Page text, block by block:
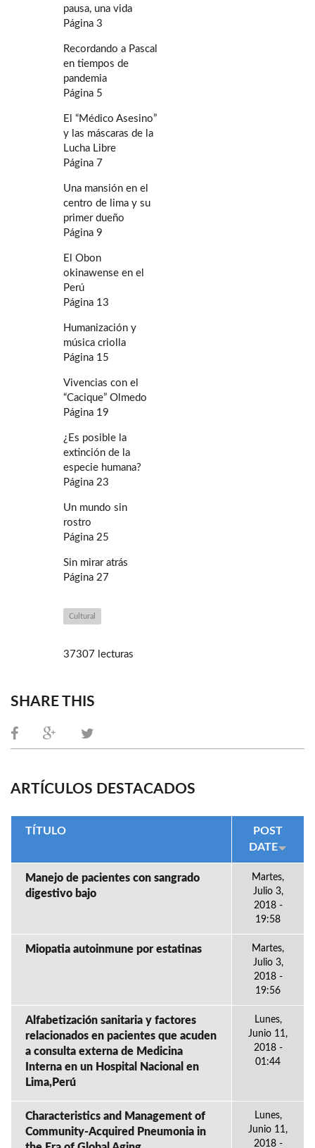
pausa, una vida
Página 3
Recordando a Pascal
en tiempos de
pandemia
Página 5
El “Médico Asesino”
y las máscaras de la
Lucha Libre
Página 7
Una mansión en el
centro de lima y su
primer dueño
Página 9
El Obon
okinawense en el
Perú
Página 13
Humanización y
música criolla
Página 15
Vivencias con el
“Cacique” Olmedo
Página 19
¿Es posible la
extinción de la
especie humana?
Página 23
Un mundo sin
rostro
Página 25
Sin mirar atrás
Página 27
Cultural
37307 lecturas
SHARE THIS
ARTÍCULOS DESTACADOS
TÍTULO
POST
DATE
Manejo de pacientes con sangrado
digestivo bajo
Martes,
Julio 3,
2018 -
19:58
Miopatia autoinmune por estatinas
Martes,
Julio 3,
2018 -
19:56
Alfabetización sanitaria y factores
relacionados en pacientes que acuden
a consulta externa de Medicina
Interna en un Hospital Nacional en
Lima,Perú
Lunes,
Junio 11,
2018 -
01:44
Characteristics and Management of
Community-Acquired Pneumonia in
Lunes,
Junio 11,
2018 -